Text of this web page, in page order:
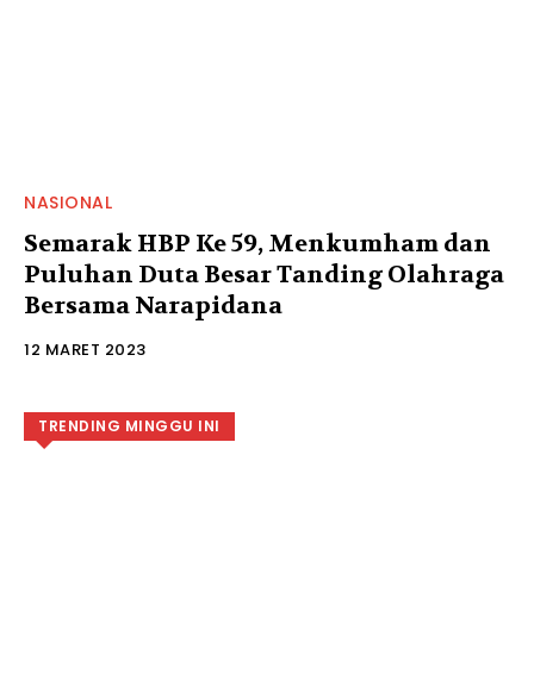
NASIONAL
Semarak HBP Ke 59, Menkumham dan
Puluhan Duta Besar Tanding Olahraga
Bersama Narapidana
12 MARET 2023
TRENDING MINGGU INI